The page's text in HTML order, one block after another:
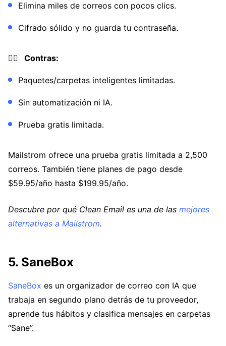
Elimina miles de correos con pocos clics.
Cifrado sólido y no guarda tu contraseña.
👎🏼 Contras:
Paquetes/carpetas inteligentes limitadas.
Sin automatización ni IA.
Prueba gratis limitada.
Mailstrom ofrece una prueba gratis limitada a 2,500
correos. También tiene planes de pago desde
$59.95/año hasta $199.95/año.
Descubre por qué Clean Email es una de las mejores
alternativas a Mailstrom.
5. SaneBox
SaneBox es un organizador de correo con IA que
trabaja en segundo plano detrás de tu proveedor,
aprende tus hábitos y clasifica mensajes en carpetas
“Sane”.